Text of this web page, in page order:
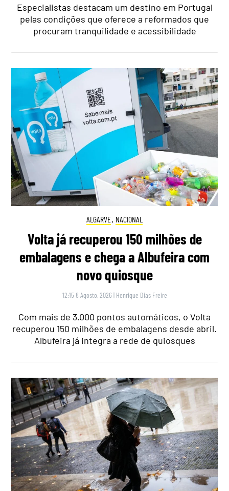
Especialistas destacam um destino em Portugal
pelas condições que oferece a reformados que
procuram tranquilidade e acessibilidade
ALGARVE, NACIONAL
Volta já recuperou 150 milhões de
embalagens e chega a Albufeira com
novo quiosque
12:15 8 Agosto, 2026 | Henrique Dias Freire
Com mais de 3.000 pontos automáticos, o Volta
recuperou 150 milhões de embalagens desde abril.
Albufeira já integra a rede de quiosques